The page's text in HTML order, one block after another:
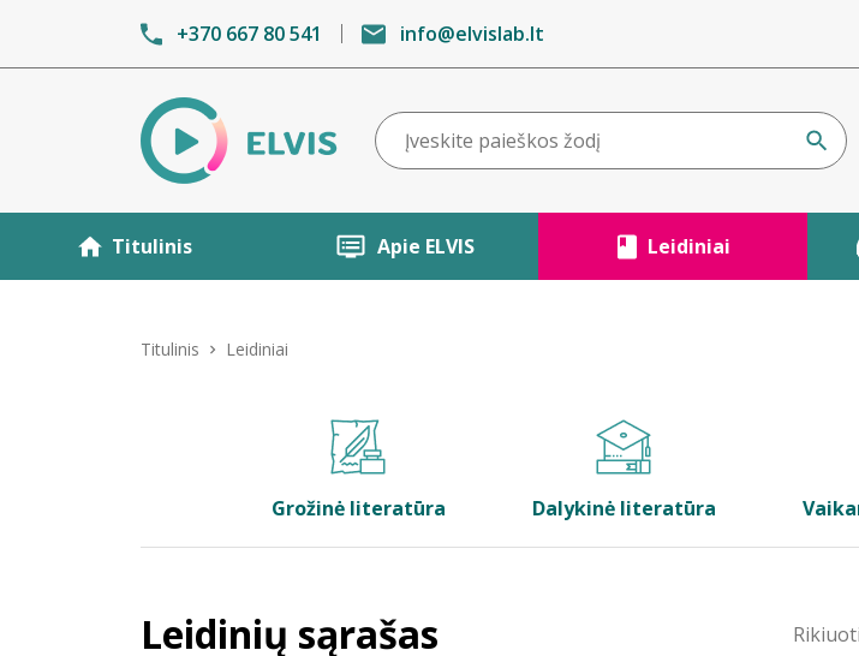
+370 667 80 541 info@elvislab.lt
Titulinis Apie ELVIS Leidiniai
Titulinis Leidiniai
Grožinė literatūra Dalykinė literatūra
Leidinių sąrašas